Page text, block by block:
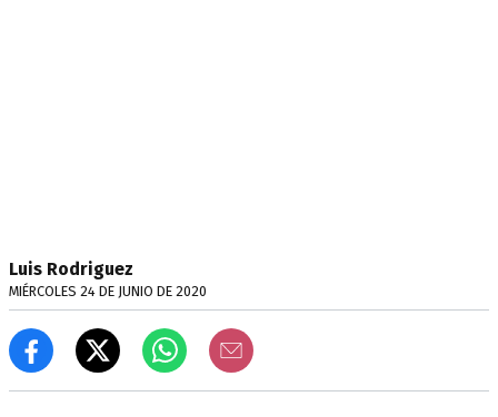
Luis Rodriguez
MIÉRCOLES 24 DE JUNIO DE 2020